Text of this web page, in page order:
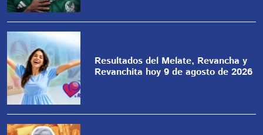
Resultados del Melate, Revancha y
Revanchita hoy 9 de agosto de 2026